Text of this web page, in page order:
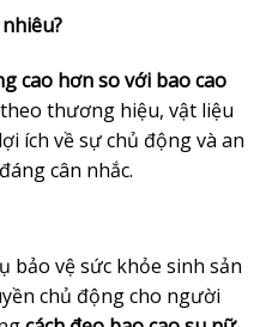
cao hơn so với bao cao
thương hiệu, vật liệu
ích về sự chủ động và an
cân nhắc.
bảo vệ sức khỏe sinh sản
chủ động cho người